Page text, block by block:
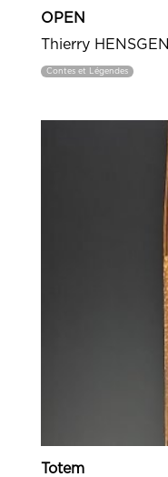
OPEN
Thierry HENSGEN
Contes et Légendes
Totem